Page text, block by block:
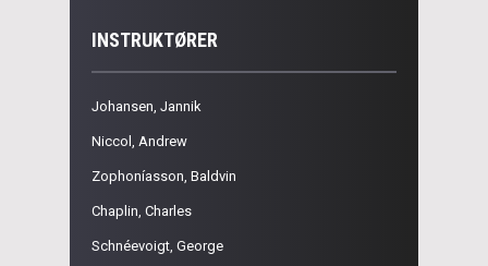
INSTRUKTØRER
Johansen, Jannik
Niccol, Andrew
Zophoníasson, Baldvin
Chaplin, Charles
Schnéevoigt, George